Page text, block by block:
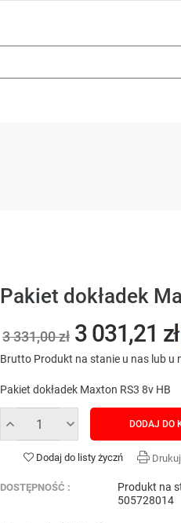
Pakiet dokładek
3 331,00 zł 3 031,21 zł
Brutto Produkt na stanie u nas lub u
Pakiet dokładek Maxton RS3 8v HB
DODAJ DO
Dodaj do listy życzń Drukuj
DOSTĘPNOŚĆ :
Produkt na
505728014